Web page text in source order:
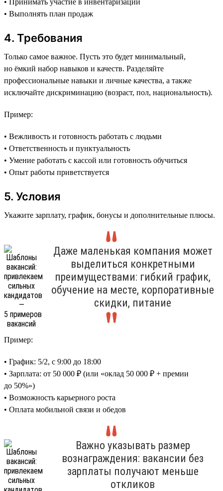
• Выполнять план продаж
4. Требования
Только самое важное. Пусть это будет минимальный,
но ёмкий набор навыков и качеств. Разделяйте
профессиональные навыки и личные качества, а также
исключайте дискриминацию (возраст, пол, национальность).
Пример:
• Вежливость и готовность работать с людьми
• Ответственность и пунктуальность
• Умение работать с кассой или готовность обучиться
• Опыт работы приветствуется
5. Условия
Укажите зарплату, график, бонусы и дополнительные плюсы.
Даже маленькая компания может
выделиться конкретными
преимуществами: гибкий график,
обучение на месте, корпоративные
скидки, питание
Пример:
• График: 5/2, с 9:00 до 18:00
• Зарплата: от 50 000 ₽ (или «оклад 50 000 ₽ + премии
до 50%»)
• Возможность карьерного роста
• Оплата мобильной связи и обедов
Важно указывать размер
вознаграждения: вакансии без
зарплаты получают меньше
откликов